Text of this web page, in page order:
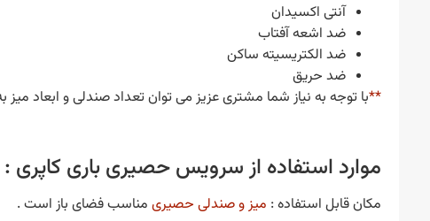
آنتی اکسیدان
ضد اشعه آفتاب
ضد الکتریسیته ساکن
ضد حریق
**با توجه به نیاز شما مشتری عزیز می توان تعداد صندلی و ابعاد میز
موارد استفاده از سرویس حصیری باری کاپری :
مکان قابل استفاده : میز و صندلی حصیری مناسب فضای باز است .